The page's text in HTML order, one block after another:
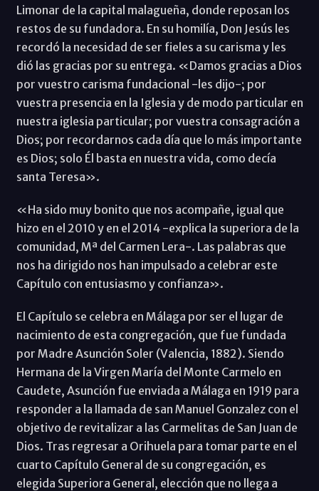
Limonar de la capital malagueña, donde reposan los
restos de su fundadora. En su homilía, Don Jesús les
recordó la necesidad de ser fieles a su carisma y les
dió las gracias por su entrega. «Damos gracias a Dios
por vuestro carisma fundacional -les dijo-; por
vuestra presencia en la Iglesia y de modo particular en
nuestra iglesia particular; por vuestra consagración a
Dios; por recordarnos cada día que lo más importante
es Dios; solo Él basta en nuestra vida, como decía
santa Teresa».
«Ha sido muy bonito que nos acompañe, igual que
hizo en el 2010 y en el 2014 -explica la superiora de la
comunidad, Mª del Carmen Lera-. Las palabras que
nos ha dirigido nos han impulsado a celebrar este
Capítulo con entusiasmo y confianza».
El Capítulo se celebra en Málaga por ser el lugar de
nacimiento de esta congregación, que fue fundada
por Madre Asunción Soler (Valencia, 1882). Siendo
Hermana de la Virgen María del Monte Carmelo en
Caudete, Asunción fue enviada a Málaga en 1919 para
responder a la llamada de san Manuel Gonzalez con el
objetivo de revitalizar a las Carmelitas de San Juan de
Dios. Tras regresar a Orihuela para tomar parte en el
cuarto Capítulo General de su congregación, es
elegida Superiora General, elección que no llega a